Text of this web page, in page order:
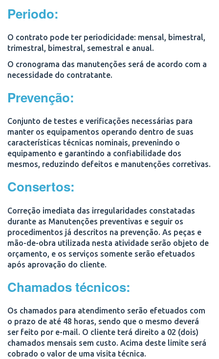
Periodo:
O contrato pode ter periodicidade: mensal, bimestral,
trimestral, bimestral, semestral e anual.
O cronograma das manutenções será de acordo com a
necessidade do contratante.
Prevenção:
Conjunto de testes e verificações necessárias para
manter os equipamentos operando dentro de suas
características técnicas nominais, prevenindo o
equipamento e garantindo a confiabilidade dos
mesmos, reduzindo defeitos e manutenções corretivas.
Consertos:
Correção imediata das irregularidades constatadas
durante as Manutenções preventivas e seguir os
procedimentos já descritos na prevenção. As peças e
mão-de-obra utilizada nesta atividade serão objeto de
orçamento, e os serviços somente serão efetuados
após aprovação do cliente.
Chamados técnicos:
Os chamados para atendimento serão efetuados com
o prazo de até 48 horas, sendo que o mesmo deverá
ser feito por e-mail. O cliente terá direito a 02 (dois)
chamados mensais sem custo. Acima deste limite será
cobrado o valor de uma visita técnica.